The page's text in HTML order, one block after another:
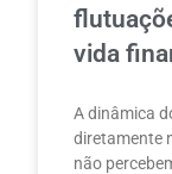
vida
A dinâmica
diretamente
não